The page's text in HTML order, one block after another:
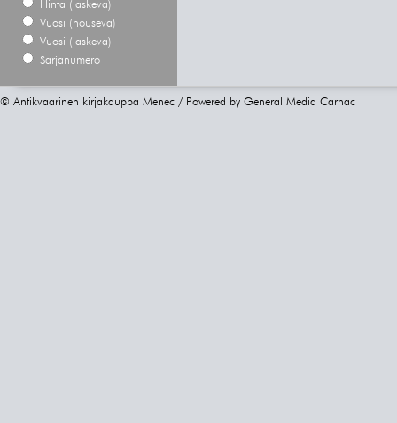
Hinta (laskeva)
Vuosi (nouseva)
Vuosi (laskeva)
Sarjanumero
© Antikvaarinen kirjakauppa Menec / Powered by General Media Carnac